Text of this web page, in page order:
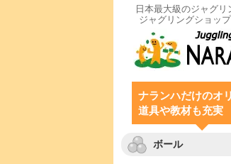
日本最大級のジャグリ
ジャグリングショッ
ナランハだけのオ
道具や教材も充実
ボール